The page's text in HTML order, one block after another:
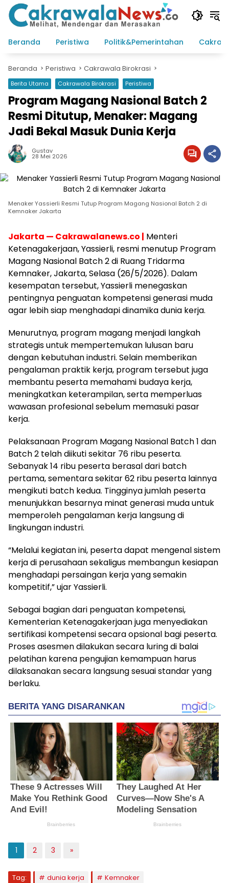
Langsung
konten
Beranda
Peristiwa Politik&Pemerintahan
Beranda Peristiwa Cakrawala Birokrasi
Berita Utama Cakrawala Birokrasi Peristiwa
Program Magang Nasional Batch 2
Resmi Ditutup, Menaker: Magang
Jadi Bekal Masuk Dunia Kerja
Gustav
28 Mei 2026
Menaker Yassierli Resmi Tutup Program Magang Nasional Batch 2 di
Kemnaker Jakarta
Jakarta — Cakrawalanews.co | Menteri
Ketenagakerjaan, Yassierli, resmi menutup Program
Magang Nasional Batch 2 di Ruang Tridarma
Kemnaker, Jakarta, Selasa (26/5/2026). Dalam
kesempatan tersebut, Yassierli menegaskan
pentingnya penguatan kompetensi generasi muda
agar lebih siap menghadapi dinamika dunia kerja.
Menurutnya, program magang menjadi langkah
strategis untuk mempertemukan lulusan baru
dengan kebutuhan industri. Selain memberikan
pengalaman praktik kerja, program tersebut juga
membantu peserta memahami budaya kerja,
meningkatkan keterampilan, serta memperluas
wawasan profesional sebelum memasuki pasar
kerja.
Pelaksanaan Program Magang Nasional Batch 1 dan
Batch 2 telah diikuti sekitar 76 ribu peserta.
Sebanyak 14 ribu peserta berasal dari batch
pertama, sementara sekitar 62 ribu peserta lainnya
mengikuti batch kedua. Tingginya jumlah peserta
menunjukkan besarnya minat generasi muda untuk
memperoleh pengalaman kerja langsung di
lingkungan industri.
“Melalui kegiatan ini, peserta dapat mengenal sistem
kerja di perusahaan sekaligus membangun kesiapan
menghadapi persaingan kerja yang semakin
kompetitif,” ujar Yassierli.
Sebagai bagian dari penguatan kompetensi,
Kementerian Ketenagakerjaan juga menyediakan
sertifikasi kompetensi secara opsional bagi peserta.
Proses asesmen dilakukan secara luring di balai
pelatihan karena pengujian kemampuan harus
dilaksanakan secara langsung sesuai standar yang
berlaku.
1 2 3 »
Tag: dunia kerja
Kemnaker